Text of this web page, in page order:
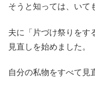
そうと知っては、いて
夫に「片づけ祭りをす
見直しを始めました。
自分の私物をすべて見